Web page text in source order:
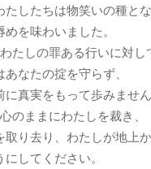
したちは物笑いの種とな
を味わいました。
たしの罪ある行いに対し
なたの掟を守らず、
真実をもって歩みません
のままにわたしを裁き、
り去り、わたしが地上か
してください。